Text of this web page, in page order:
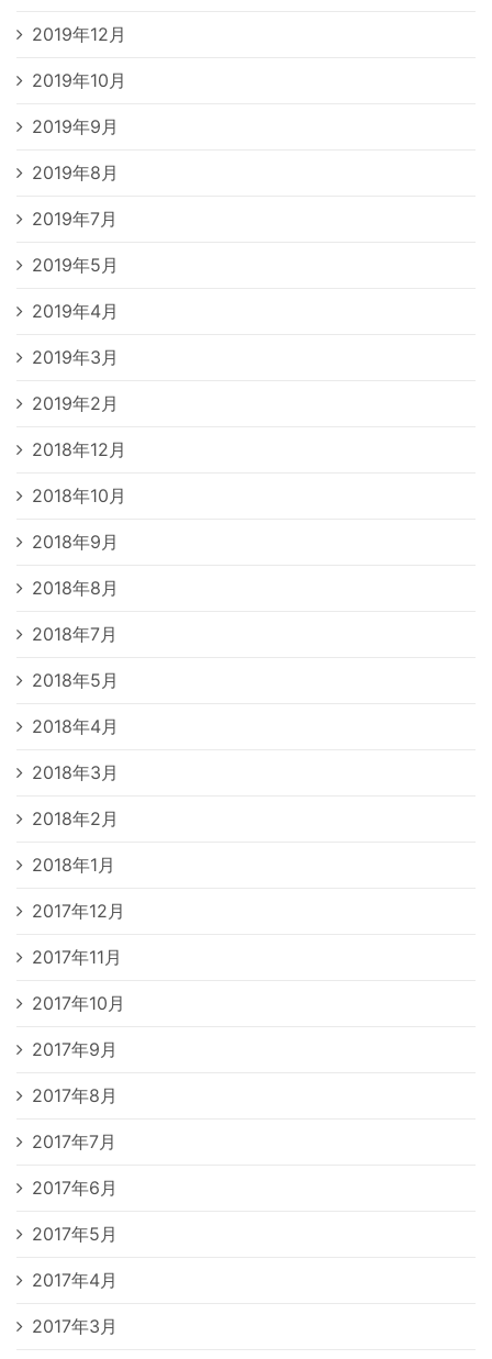
2019年12月
2019年10月
2019年9月
2019年8月
2019年7月
2019年5月
2019年4月
2019年3月
2019年2月
2018年12月
2018年10月
2018年9月
2018年8月
2018年7月
2018年5月
2018年4月
2018年3月
2018年2月
2018年1月
2017年12月
2017年11月
2017年10月
2017年9月
2017年8月
2017年7月
2017年6月
2017年5月
2017年4月
2017年3月